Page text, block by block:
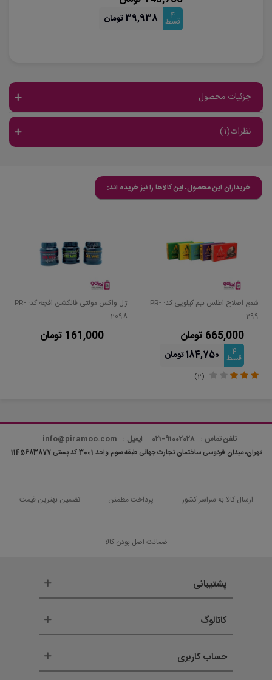
4
قسط 39,938 تومان
جزئیات محصول
نظرات(1)
خریداران این محصول، این کالاها را نیز خریده اند:
شمع اصلاح اطلس نیم کیلویی کد: PR-
299
665,000 تومان
4
قسط 184,750 تومان
(2)
ژل واکس مولتی فانکشن افجه کد: PR-
2098
161,000 تومان
تلفن تماس : 91002028-021 ایمیل : info@piramoo.com
تهران، میدان فردوسی ساختمان تجارت جهانی طبقه سوم واحد 3001 کد پستی 1145683877
ارسال کالا به سراسر کشور پرداخت مطمئن تضمین بهترین قیمت
ضمانت اصل بودن کالا
پشتیبانی
کاتالوگ
حساب کاربری